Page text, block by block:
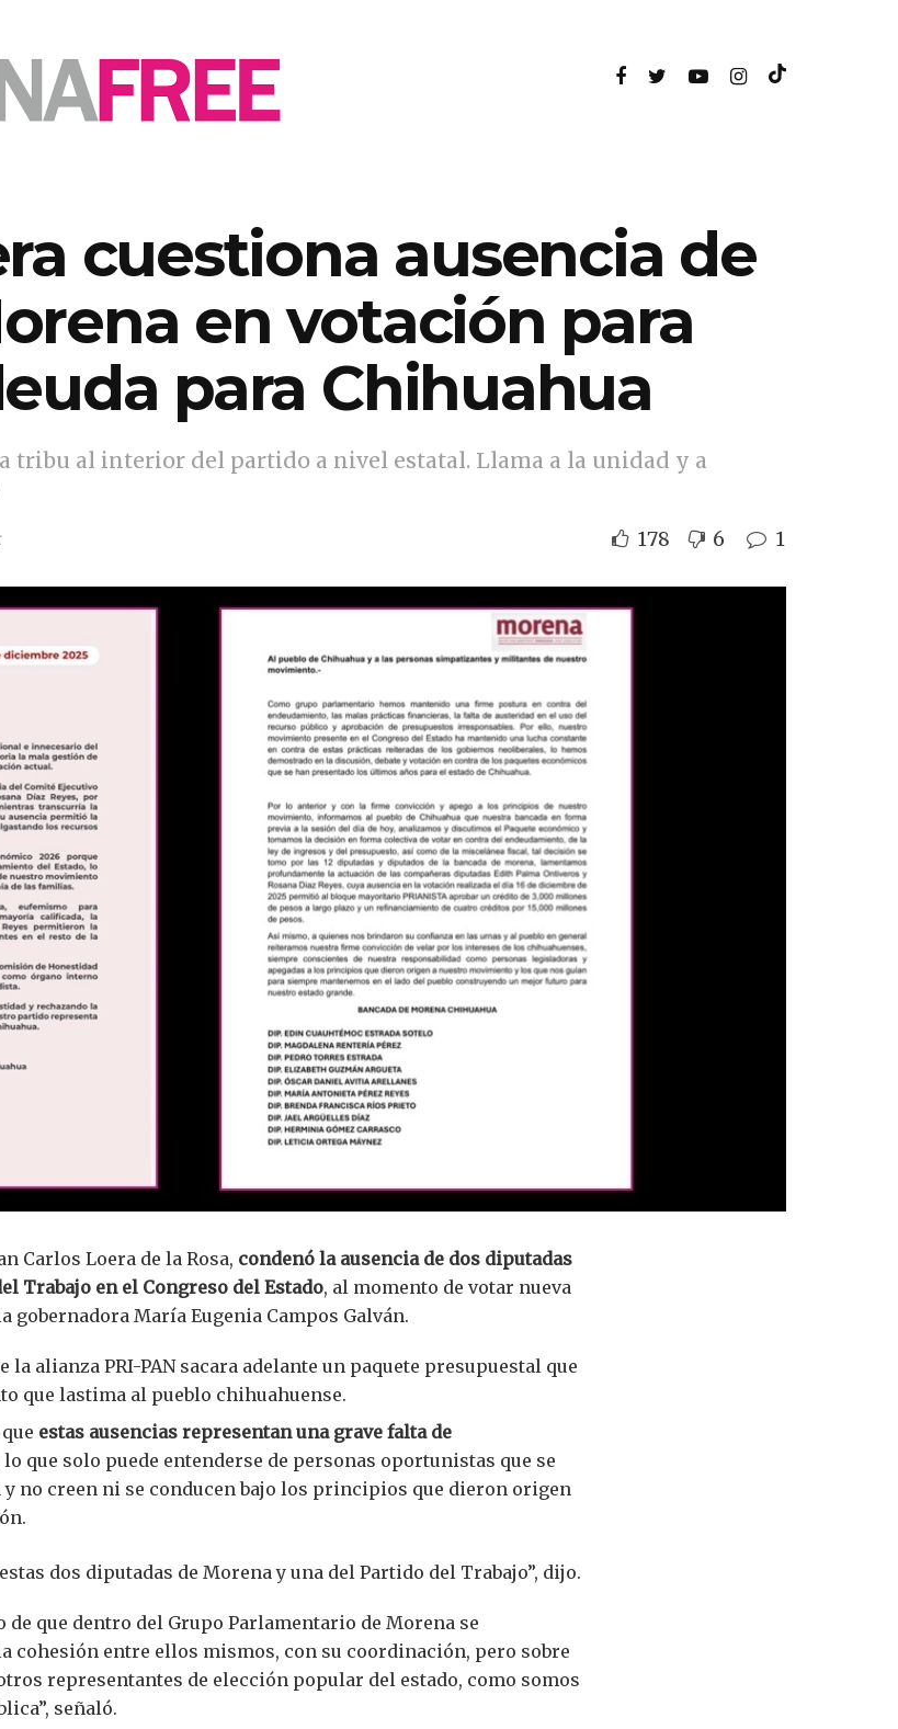
cuestiona ausencia de
en votación para
para Chihuahua
tribu al interior del partido a nivel estatal. Llama a la unidad y a
178 6 1
Carlos Loera de la Rosa, condenó la ausencia de dos diputadas
Trabajo en el Congreso del Estado, al momento de votar nueva
gobernadora María Eugenia Campos Galván.
la alianza PRI-PAN sacara adelante un paquete presupuestal que
que lastima al pueblo chihuahuense.
estas ausencias representan una grave falta de
lo que solo puede entenderse de personas oportunistas que se
no creen ni se conducen bajo los principios que dieron origen
dos diputadas de Morena y una del Partido del Trabajo”, dijo.
de que dentro del Grupo Parlamentario de Morena se
cohesión entre ellos mismos, con su coordinación, pero sobre
representantes de elección popular del estado, como somos
señaló.